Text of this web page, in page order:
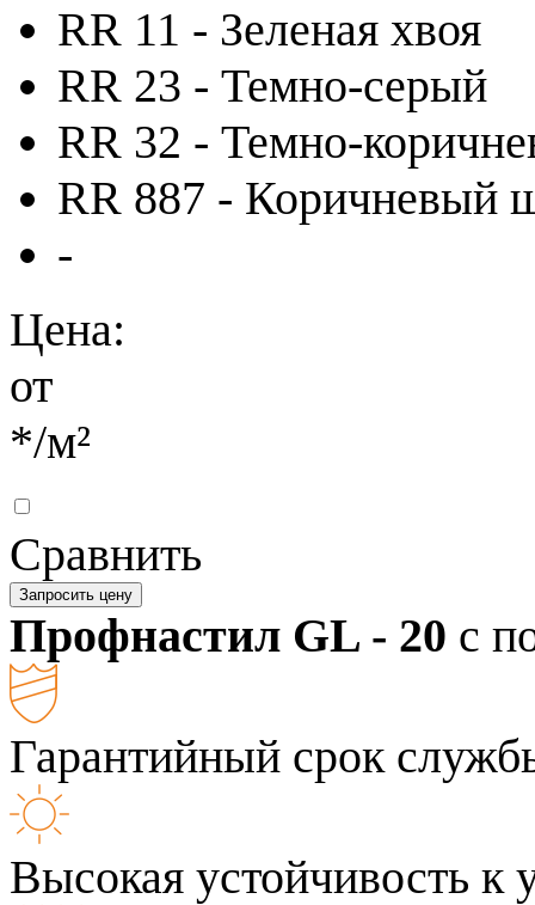
RR 11 - Зеленая хвоя
RR 23 - Темно-серый
RR 32 - Темно-
RR 887 - Коричневый
-
Цена:
от
*/м²
Сравнить
Запросить цену
Профнастил GL - 20 с
Гарантийный срок
Высокая устойчивость к